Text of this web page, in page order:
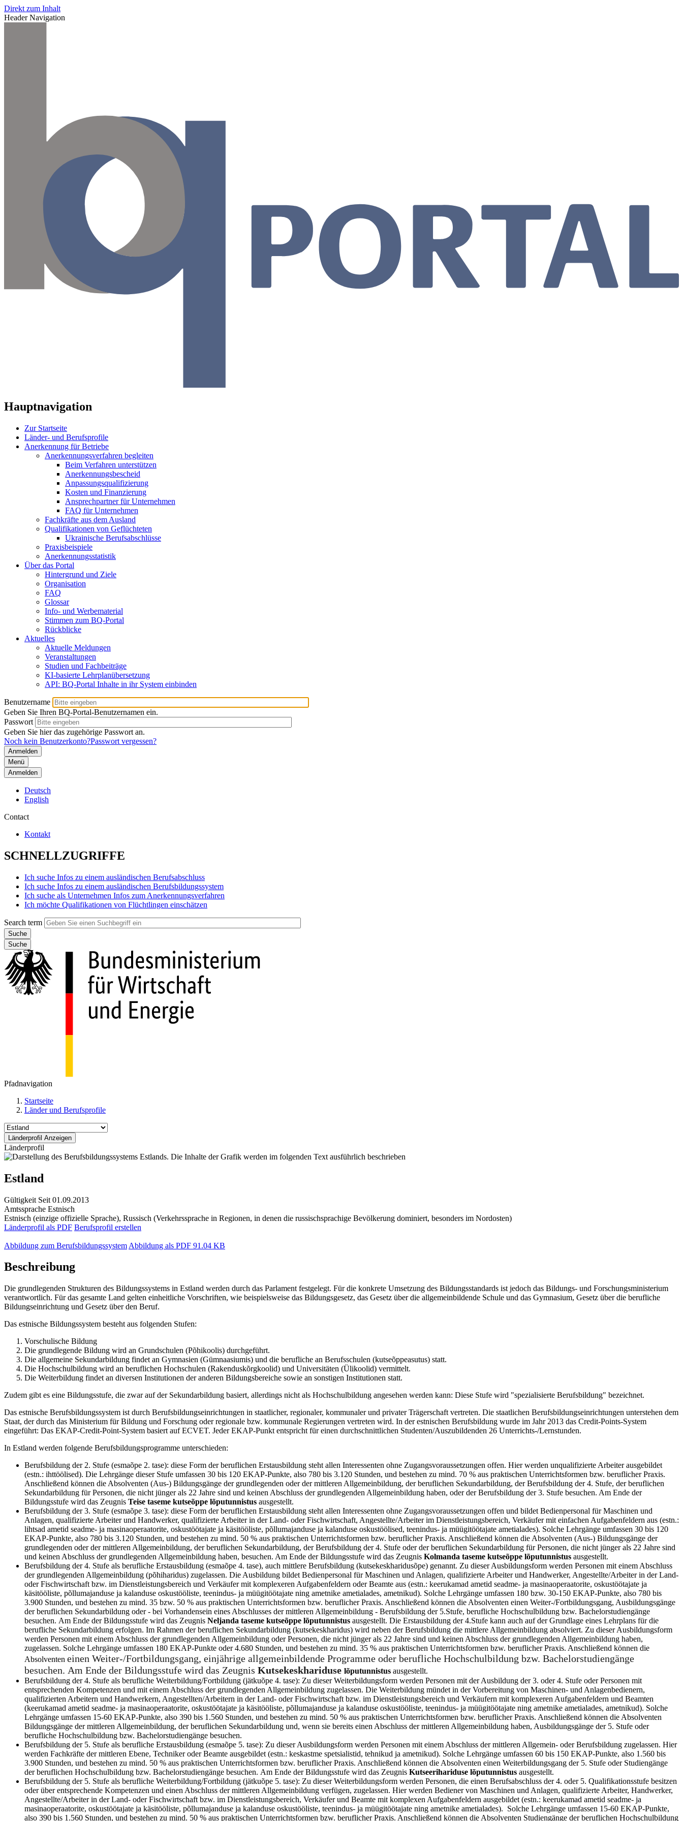
Direkt zum Inhalt
Header Navigation
Hauptnavigation
Zur Startseite
Länder- und Berufsprofile
Anerkennung für Betriebe
Anerkennungsverfahren begleiten
Beim Verfahren unterstützen
Anerkennungsbescheid
Anpassungsqualifizierung
Kosten und Finanzierung
Ansprechpartner für Unternehmen
FAQ für Unternehmen
Fachkräfte aus dem Ausland
Qualifikationen von Geflüchteten
Ukrainische Berufsabschlüsse
Praxisbeispiele
Anerkennungsstatistik
Über das Portal
Hintergrund und Ziele
Organisation
FAQ
Glossar
Info- und Werbematerial
Stimmen zum BQ-Portal
Rückblicke
Aktuelles
Aktuelle Meldungen
Veranstaltungen
Studien und Fachbeiträge
KI-basierte Lehrplanübersetzung
API: BQ-Portal Inhalte in ihr System einbinden
Benutzername
Geben Sie Ihren BQ-Portal-Benutzernamen ein.
Passwort
Geben Sie hier das zugehörige Passwort an.
Noch kein Benutzerkonto?Passwort vergessen?
Menü
Anmelden
Deutsch
English
Contact
Kontakt
SCHNELLZUGRIFFE
Ich suche Infos zu einem ausländischen Berufsabschluss
Ich suche Infos zu einem ausländischen Berufsbildungssystem
Ich suche als Unternehmen Infos zum Anerkennungsverfahren
Ich möchte Qualifikationen von Flüchtlingen einschätzen
Search term
Suche
Pfadnavigation
Startseite
Länder und Berufsprofile
Länderprofil
Estland
Gültigkeit Seit 01.09.2013
Amtssprache Estnisch
Estnisch (einzige offizielle Sprache), Russisch (Verkehrssprache in Regionen, in denen die russischsprachige Bevölkerung dominiert, besonders im Nordosten)
Länderprofil als PDF Berufsprofil erstellen
Abbildung zum Berufsbildungssystem Abbildung als PDF 91.04 KB
Beschreibung
Die grundlegenden Strukturen des Bildungssystems in Estland werden durch das Parlament festgelegt. Für die konkrete Umsetzung des Bildungsstandards ist jedoch das Bildungs- und Forschungsministerium
verantwortlich. Für das gesamte Land gelten einheitliche Vorschriften, wie beispielsweise das Bildungsgesetz, das Gesetz über die allgemeinbildende Schule und das Gymnasium, Gesetz über die berufliche
Bildungseinrichtung und Gesetz über den Beruf.
Das estnische Bildungssystem besteht aus folgenden Stufen:
Vorschulische Bildung
Die grundlegende Bildung wird an Grundschulen (Põhikoolis) durchgeführt.
Die allgemeine Sekundarbildung findet an Gymnasien (Gümnaasiumis) und die berufliche an Berufsschulen (kutseõppeasutus) statt.
Die Hochschulbildung wird an beruflichen Hochschulen (Rakenduskõrgkoolid) und Universitäten (Ülikoolid) vermittelt.
Die Weiterbildung findet an diversen Institutionen der anderen Bildungsbereiche sowie an sonstigen Institutionen statt.
Zudem gibt es eine Bildungsstufe, die zwar auf der Sekundarbildung basiert, allerdings nicht als Hochschulbildung angesehen werden kann: Diese Stufe wird "spezialisierte Berufsbildung" bezeichnet.
Das estnische Berufsbildungssystem ist durch Berufsbildungseinrichtungen in staatlicher, regionaler, kommunaler und privater Trägerschaft vertreten. Die staatlichen Berufsbildungseinrichtungen unterstehen dem
Staat, der durch das Ministerium für Bildung und Forschung oder regionale bzw. kommunale Regierungen vertreten wird. In der estnischen Berufsbildung wurde im Jahr 2013 das Credit-Points-System
eingeführt: Das EKAP-Credit-Point-System basiert auf ECVET. Jeder EKAP-Punkt entspricht für einen durchschnittlichen Studenten/Auszubildenden 26 Unterrichts-/Lernstunden.
In Estland werden folgende Berufsbildungsprogramme unterschieden:
Berufsbildung der 2. Stufe (esmaõpe 2. tase): diese Form der beruflichen Erstausbildung steht allen Interessenten ohne Zugangsvoraussetzungen offen. Hier werden unqualifizierte Arbeiter ausgebildet
(estn.: ihttöölised). Die Lehrgänge dieser Stufe umfassen 30 bis 120 EKAP-Punkte, also 780 bis 3.120 Stunden, und bestehen zu mind. 70 % aus praktischen Unterrichtsformen bzw. beruflicher Praxis.
Anschließend können die Absolventen (Aus-) Bildungsgänge der grundlegenden oder der mittleren Allgemeinbildung, der beruflichen Sekundarbildung, der Berufsbildung der 4. Stufe, der beruflichen
Sekundarbildung für Personen, die nicht jünger als 22 Jahre sind und keinen Abschluss der grundlegenden Allgemeinbildung haben, oder der Berufsbildung der 3. Stufe besuchen. Am Ende der
Bildungsstufe wird das Zeugnis Teise taseme kutseõppe lõputunnistus ausgestellt.
Berufsbildung der 3. Stufe (esmaõpe 3. tase): diese Form der beruflichen Erstausbildung steht allen Interessenten ohne Zugangsvoraussetzungen offen und bildet Bedienpersonal für Maschinen und
Anlagen, qualifizierte Arbeiter und Handwerker, qualifizierte Arbeiter in der Land- oder Fischwirtschaft, Angestellte/Arbeiter im Dienstleistungsbereich, Verkäufer mit einfachen Aufgabenfeldern aus (estn.:
lihtsad ametid seadme- ja masinaoperaatorite, oskustöötajate ja käsitööliste, põllumajanduse ja kalanduse oskustöölised, teenindus- ja müügitöötajate ametialades). Solche Lehrgänge umfassen 30 bis 120
EKAP-Punkte, also 780 bis 3.120 Stunden, und bestehen zu mind. 50 % aus praktischen Unterrichtsformen bzw. beruflicher Praxis. Anschließend können die Absolventen (Aus-) Bildungsgänge der
grundlegenden oder der mittleren Allgemeinbildung, der beruflichen Sekundarbildung, der Berufsbildung der 4. Stufe oder der beruflichen Sekundarbildung für Personen, die nicht jünger als 22 Jahre sind
und keinen Abschluss der grundlegenden Allgemeinbildung haben, besuchen. Am Ende der Bildungsstufe wird das Zeugnis Kolmanda taseme kutseõppe lõputunnistus ausgestellt.
Berufsbildung der 4. Stufe als berufliche Erstausbildung (esmaõpe 4. tase), auch mittlere Berufsbildung (kutsekeskharidusõpe) genannt. Zu dieser Ausbildungsform werden Personen mit einem Abschluss
der grundlegenden Allgemeinbildung (põhiharidus) zugelassen. Die Ausbildung bildet Bedienpersonal für Maschinen und Anlagen, qualifizierte Arbeiter und Handwerker, Angestellte/Arbeiter in der Land-
oder Fischwirtschaft bzw. im Dienstleistungsbereich und Verkäufer mit komplexeren Aufgabenfeldern oder Beamte aus (estn.: keerukamad ametid seadme- ja masinaoperaatorite, oskustöötajate ja
käsitööliste, põllumajanduse ja kalanduse oskustööliste, teenindus- ja müügitöötajate ning ametnike ametialades, ametnikud). Solche Lehrgänge umfassen 180 bzw. 30-150 EKAP-Punkte, also 780 bis
3.900 Stunden, und bestehen zu mind. 35 bzw. 50 % aus praktischen Unterrichtsformen bzw. beruflicher Praxis. Anschließend können die Absolventen einen Weiter-/Fortbildungsgang, Ausbildungsgänge
der beruflichen Sekundarbildung oder - bei Vorhandensein eines Abschlusses der mittleren Allgemeinbildung - Berufsbildung der 5.Stufe, berufliche Hochschulbildung bzw. Bachelorstudiengänge
besuchen. Am Ende der Bildungsstufe wird das Zeugnis Neljanda taseme kutseõppe lõputunnistus ausgestellt. Die Erstausbildung der 4.Stufe kann auch auf der Grundlage eines Lehrplans für die
berufliche Sekundarbildung erfolgen. Im Rahmen der beruflichen Sekundarbildung (kutsekeskharidus) wird neben der Berufsbildung die mittlere Allgemeinbildung absolviert. Zu dieser Ausbildungsform
werden Personen mit einem Abschluss der grundlegenden Allgemeinbildung oder Personen, die nicht jünger als 22 Jahre sind und keinen Abschluss der grundlegenden Allgemeinbildung haben,
zugelassen. Solche Lehrgänge umfassen 180 EKAP-Punkte oder 4.680 Stunden, und bestehen zu mind. 35 % aus praktischen Unterrichtsformen bzw. beruflicher Praxis. Anschließend können die
Absolventen einen Weiter-/Fortbildungsgang, einjährige allgemeinbildende Programme oder berufliche Hochschulbildung bzw. Bachelorstudiengänge
besuchen. Am Ende der Bildungsstufe wird das Zeugnis Kutsekeskhariduse lõputunnistus ausgestellt.
Berufsbildung der 4. Stufe als berufliche Weiterbildung/Fortbildung (jätkuõpe 4. tase): Zu dieser Weiterbildungsform werden Personen mit der Ausbildung der 3. oder 4. Stufe oder Personen mit
entsprechenden Kompetenzen und mit einem Abschluss der grundlegenden Allgemeinbildung zugelassen. Die Weiterbildung mündet in der Vorbereitung von Maschinen- und Anlagenbedienern,
qualifizierten Arbeitern und Handwerkern, Angestellten/Arbeitern in der Land- oder Fischwirtschaft bzw. im Dienstleistungsbereich und Verkäufern mit komplexeren Aufgabenfeldern und Beamten
(keerukamad ametid seadme- ja masinaoperaatorite, oskustöötajate ja käsitööliste, põllumajanduse ja kalanduse oskustööliste, teenindus- ja müügitöötajate ning ametnike ametialades, ametnikud). Solche
Lehrgänge umfassen 15-60 EKAP-Punkte, also 390 bis 1.560 Stunden, und bestehen zu mind. 50 % aus praktischen Unterrichtsformen bzw. beruflicher Praxis. Anschließend können die Absolventen
Bildungsgänge der mittleren Allgemeinbildung, der beruflichen Sekundarbildung und, wenn sie bereits einen Abschluss der mittleren Allgemeinbildung haben, Ausbildungsgänge der 5. Stufe oder
berufliche Hochschulbildung bzw. Bachelorstudiengänge besuchen.
Berufsbildung der 5. Stufe als berufliche Erstausbildung (esmaõpe 5. tase): Zu dieser Ausbildungsform werden Personen mit einem Abschluss der mittleren Allgemein- oder Berufsbildung zugelassen. Hier
werden Fachkräfte der mittleren Ebene, Techniker oder Beamte ausgebildet (estn.: keskastme spetsialistid, tehnikud ja ametnikud). Solche Lehrgänge umfassen 60 bis 150 EKAP-Punkte, also 1.560 bis
3.900 Stunden, und bestehen zu mind. 50 % aus praktischen Unterrichtsformen bzw. beruflicher Praxis. Anschließend können die Absolventen einen Weiterbildungsgang der 5. Stufe oder Studiengänge
der beruflichen Hochschulbildung bzw. Bachelorstudiengänge besuchen. Am Ende der Bildungsstufe wird das Zeugnis Kutseerihariduse lõputunnistus ausgestellt.
Berufsbildung der 5. Stufe als berufliche Weiterbildung/Fortbildung (jätkuõpe 5. tase): Zu dieser Weiterbildungsform werden Personen, die einen Berufsabschluss der 4. oder 5. Qualifikationsstufe besitzen
oder über entsprechende Kompetenzen und einen Abschluss der mittleren Allgemeinbildung verfügen, zugelassen. Hier werden Bediener von Maschinen und Anlagen, qualifizierte Arbeiter, Handwerker,
Angestellte/Arbeiter in der Land- oder Fischwirtschaft bzw. im Dienstleistungsbereich, Verkäufer und Beamte mit komplexen Aufgabenfeldern ausgebildet (estn.: keerukamad ametid seadme- ja
masinaoperaatorite, oskustöötajate ja käsitööliste, põllumajanduse ja kalanduse oskustööliste, teenindus- ja müügitöötajate ning ametnike ametialades). Solche Lehrgänge umfassen 15-60 EKAP-Punkte,
also 390 bis 1.560 Stunden, und bestehen zu mind. 50 % aus praktischen Unterrichtsformen bzw. beruflicher Praxis. Anschließend können die Absolventen Studiengänge der beruflichen Hochschulbildung